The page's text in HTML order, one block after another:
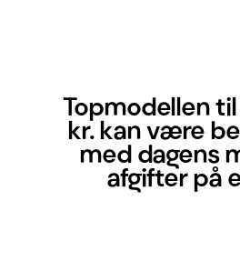
Topmodellen
kr. kan være
med dagens
afgifter på